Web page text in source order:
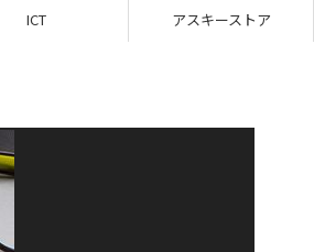
ICT アスキーストア